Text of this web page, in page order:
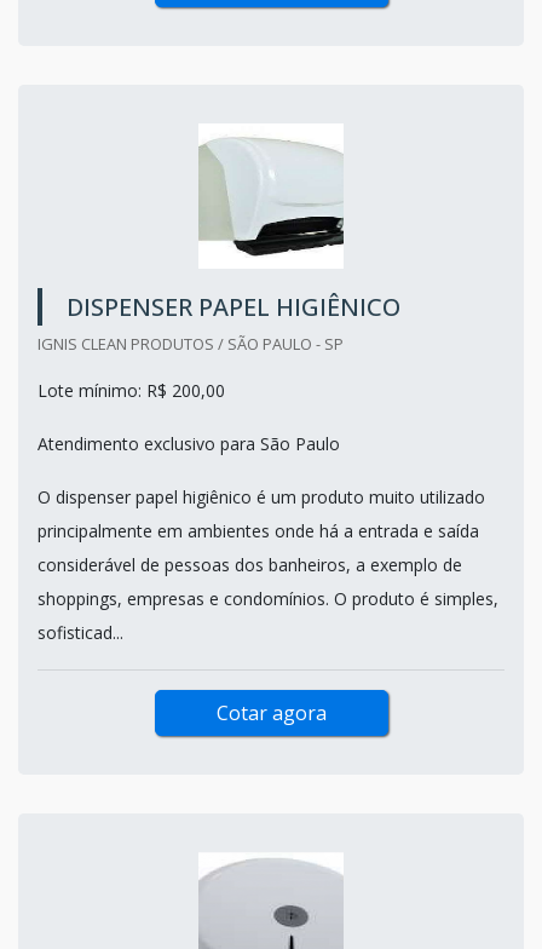
DISPENSER PAPEL HIGIÊNICO
IGNIS CLEAN PRODUTOS / SÃO PAULO - SP
Lote mínimo: R$ 200,00
Atendimento exclusivo para São Paulo
O dispenser papel higiênico é um produto muito utilizado
principalmente em ambientes onde há a entrada e saída
considerável de pessoas dos banheiros, a exemplo de
shoppings, empresas e condomínios. O produto é simples,
sofisticad...
Cotar agora